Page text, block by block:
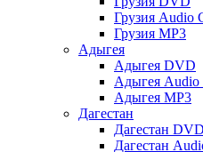
Грузия Audio
Грузия MP3
Адыгея
Адыгея DVD
Адыгея Audio
Адыгея MP3
Дагестан
Дагестан DVD
Дагестан